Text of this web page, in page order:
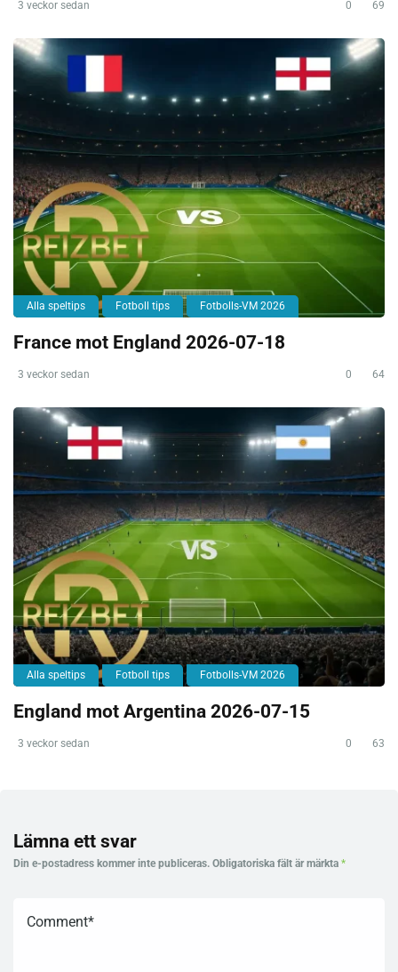
3 veckor sedan 0 69
Alla speltips Fotboll tips Fotbolls-VM 2026
France mot England 2026-07-18
3 veckor sedan 0 64
Alla speltips Fotboll tips Fotbolls-VM 2026
England mot Argentina 2026-07-15
3 veckor sedan 0 63
Lämna ett svar
Din e-postadress kommer inte publiceras. Obligatoriska fält är märkta *